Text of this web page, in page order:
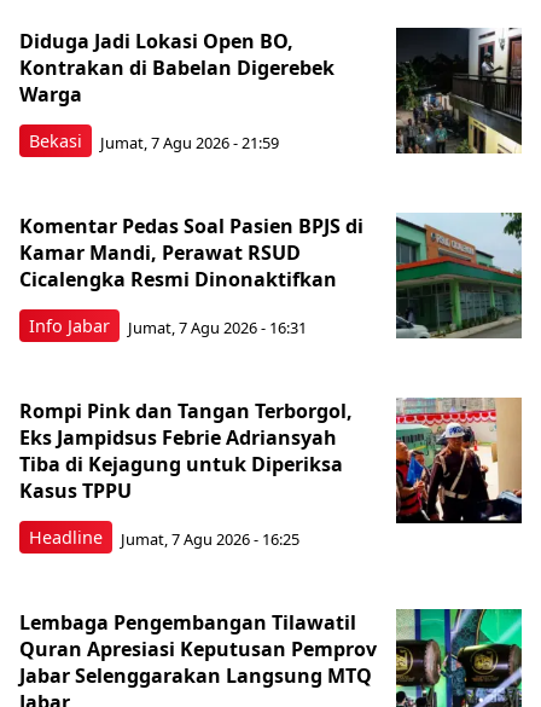
Bekasi
Diduga Jadi Lokasi Open BO,
Kontrakan di Babelan Digerebek
Warga
Jumat, 7 Agu 2026 - 21:59
Info Jabar
Komentar Pedas Soal Pasien BPJS di
Kamar Mandi, Perawat RSUD
Cicalengka Resmi Dinonaktifkan
Jumat, 7 Agu 2026 - 16:31
Headline
Rompi Pink dan Tangan Terborgol,
Eks Jampidsus Febrie Adriansyah
Tiba di Kejagung untuk Diperiksa
Kasus TPPU
Jumat, 7 Agu 2026 - 16:25
Lembaga Pengembangan Tilawatil
Quran Apresiasi Keputusan Pemprov
Jabar Selenggarakan Langsung MTQ